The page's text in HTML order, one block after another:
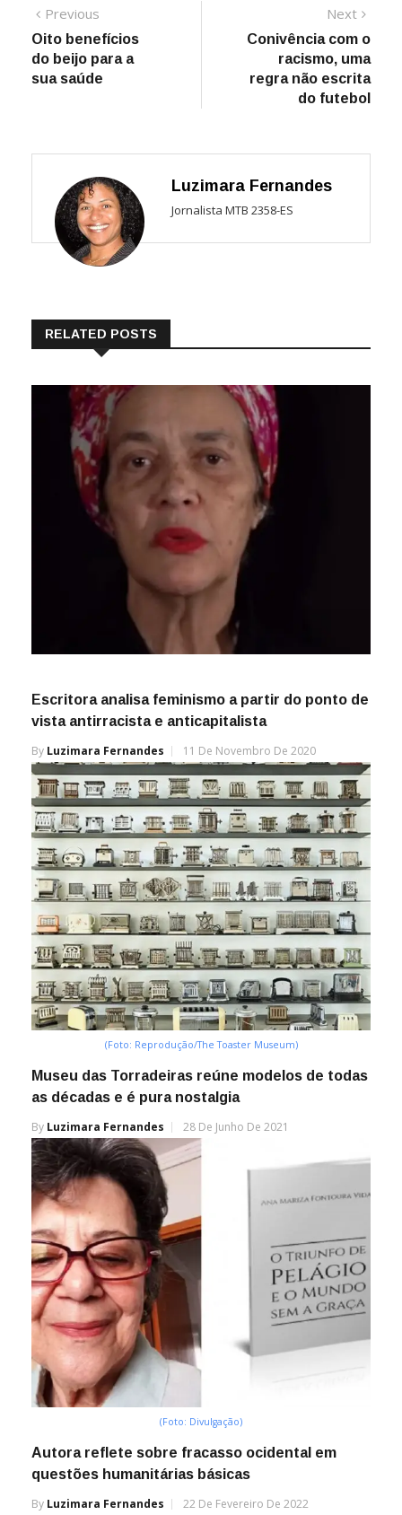
Navegação
de
Post
Previous
post:
Oito benefícios
do beijo para a
sua saúde
Next
post:
Conivência com o
racismo, uma
regra não escrita
do futebol
Luzimara Fernandes
Jornalista MTB 2358-ES
RELATED POSTS
Escritora analisa feminismo a partir do ponto de
vista antirracista e anticapitalista
By Luzimara Fernandes 11 De Novembro De 2020
(Foto: Reprodução/The Toaster Museum)
Museu das Torradeiras reúne modelos de todas
as décadas e é pura nostalgia
By Luzimara Fernandes 28 De Junho De 2021
(Foto: Divulgação)
Autora reflete sobre fracasso ocidental em
questões humanitárias básicas
By Luzimara Fernandes 22 De Fevereiro De 2022